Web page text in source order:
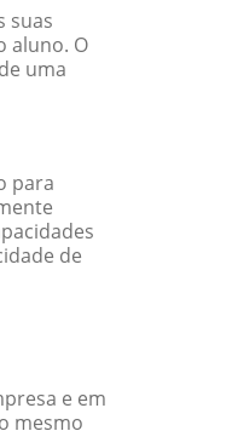
suas
aluno. O
uma
para
de
e em
mesmo